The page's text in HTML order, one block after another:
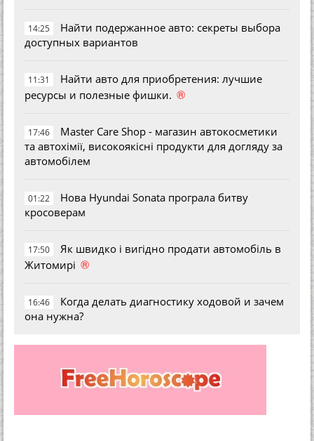
14:25
Найти подержанное авто: секреты выбора
доступных вариантов
11:31
Найти авто для приобретения: лучшие
ресурсы и полезные фишки. ®
17:46
Master Care Shop - магазин автокосметики
та автохімії, високоякісні продукти для догляду за
автомобілем
01:22
Нова Hyundai Sonata програла битву
кросоверам
17:50
Як швидко і вигідно продати автомобіль в
Житомирі ®
16:46
Когда делать диагностику ходовой и зачем
она нужна?